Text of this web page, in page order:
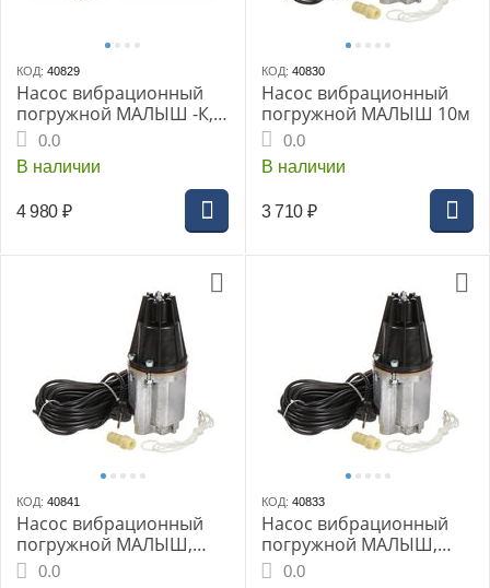
КОД: 40829
Насос вибрационный
погружной МАЛЫШ -К,
40м0.0
В наличии
4 980 ₽
КОД: 40830
Насос вибрационный
погружной МАЛЫШ 10м
0.0
В наличии
3 710 ₽
КОД: 40841
Насос вибрационный
погружной МАЛЫШ,
(г.Ливны), 15м, 240 Вт,
0.0
КОД: 40833
Насос вибрационный
погружной МАЛЫШ,
40м0.0